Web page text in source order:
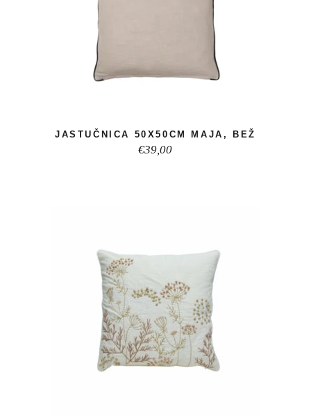
JASTUČNICA 50X50CM MAJA, BEŽ
€39,00